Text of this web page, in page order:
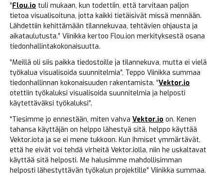
“Flou.io tuli mukaan, kun todettiin, että tarvitaan paljon
tietoa visualisoituna, jotta kaikki tietäisivät missä mennään.
Lähdettiin kehittämään tilannekuvaa, tehtävien ohjausta ja
aikataulutusta.” Viinikka kertoo Flou.ion merkityksestä osana
tiedonhallintakokonaisuutta.
“Meillä oli siis paikka tiedostoille ja tilannekuva, mutta ei vielä
työkalua visualisoida suunnitelmia”, Teppo Viinikka summaa
tiedonhallinnan kokonaisuuden rakentamista. “Vektor.io
otettiin työkaluksi visualisoida suunnitelmia ja helposti
käytettäväksi työkaluksi”.
“Tiesimme jo ennestään, miten vahva Vektor.io on. Kenen
tahansa käyttäjän on helppo lähestyä sitä, helppo käyttää
Vektor.iota ja se ei mene tukkoon. Kun ihmiset ymmärtävät,
että he eivät voi tehdä virheitä Vektor.iolla, niin he uskaltavat
käyttää sitä helposti. Me halusimme mahdollisimman
helposti lähestyttävän työkalun projektille” Viinikka summaa.